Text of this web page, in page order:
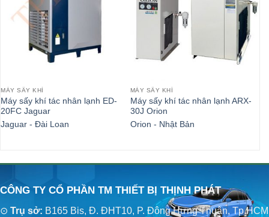
MÁY SẤY KHÍ
Máy sấy khí tác nhân lạnh ED-
20FC Jaguar
Jaguar - Đài Loan
MÁY SẤY KHÍ
Máy sấy khí tác nhân lạnh ARX-
30J Orion
Orion - Nhật Bản
CÔNG TY CỔ PHẦN TM THIẾT BỊ THỊNH PHÁT
⊙ Trụ sở: B165 Bis, Đ. ĐHT10, P. Đông Hưng Thuận, Tp.HCM